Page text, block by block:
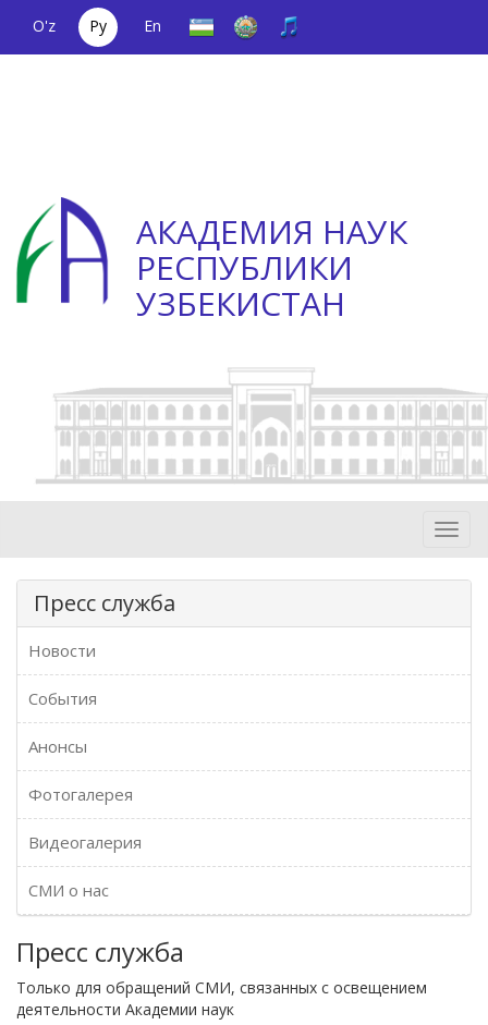
O'z Ру
En
АКАДЕМИЯ НАУК
РЕСПУБЛИКИ
УЗБЕКИСТАН
Пресс служба
Новости
События
Анонсы
Фотогалерея
Видеогалерия
СМИ о нас
Пресс служба
Только для обращений СМИ, связанных с освещением
деятельности Академии наук